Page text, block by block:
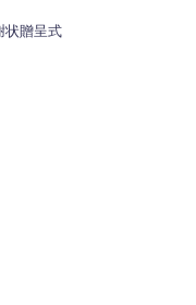
状贈呈式